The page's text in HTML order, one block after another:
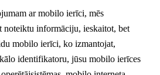
ar mobilo ierīci, mēs
noteiktu informāciju, ieskaitot, bet
mobilo ierīci, ko izmantojat,
identifikatoru, jūsu mobilo ierīces